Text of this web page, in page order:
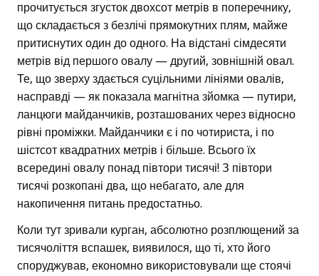
прочитується згусток двохсот метрів в поперечнику,
що складається з безлічі прямокутних плям, майже
притиснутих один до одного. На відстані сімдесяти
метрів від першого овалу — другий, зовнішній овал.
Те, що зверху здається суцільними лініями овалів,
насправді — як показала магнітна зйомка — путири,
ланцюги майданчиків, розташованих через відносно
рівні проміжки. Майданчики є і по чотириста, і по
шістсот квадратних метрів і більше. Всього їх
всередині овалу понад півтори тисячі! З півтори
тисячі розкопані два, що небагато, але для
накопичення питань предостатньо.
Коли тут зривали курган, абсолютно розплющений за
тисячоліття вспашек, виявилося, що ті, хто його
споруджував, економно використовували ще стоячі